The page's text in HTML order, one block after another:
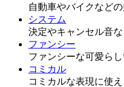
自動車やバイクなど
システム
決定やキャンセル音
ファンシー
ファンシーな可愛ら
コミカル
コミカルな表現に使